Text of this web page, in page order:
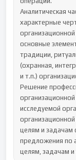
Аналитическая
характерные
основные
традиции,
(охранная,
и т.п.)
Решение
исследуемой
организационной
целям и задачам
предложения по
целям, задачам и